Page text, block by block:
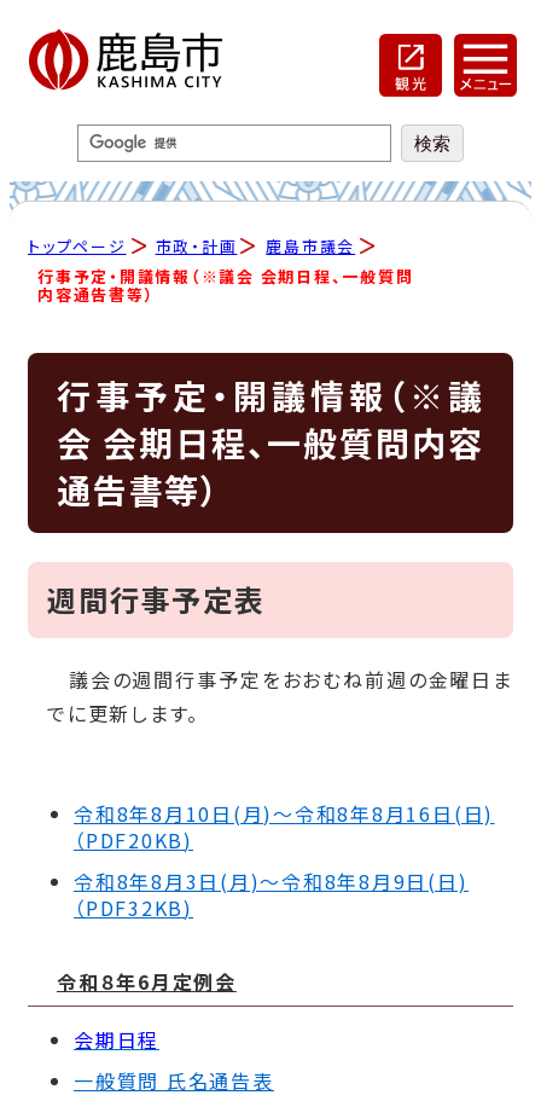
トップページ 市政・計画
鹿島市議会
行事予定・開議情報（※議会 会期日程、一般質問
内容通告書等）
行事予定・開議情報（※議
会 会期日程、一般質問内容
通告書等）
週間行事予定表
議会の週間行事予定をおおむね前週の金曜日ま
でに更新します。
令和8年8月10日(月)～令和8年8月16日(日)
（PDF20KB)
令和8年8月3日(月)～令和8年8月9日(日)
（PDF32KB)
令和８年6月定例会
会期日程
一般質問 氏名通告表